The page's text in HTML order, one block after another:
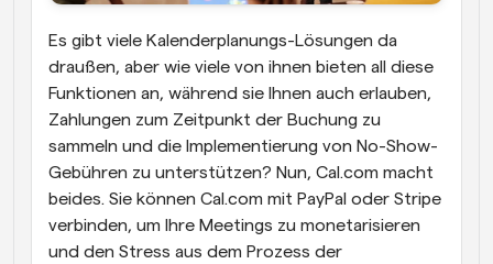
Es gibt viele Kalenderplanungs-Lösungen da
draußen, aber wie viele von ihnen bieten all diese
Funktionen an, während sie Ihnen auch erlauben,
Zahlungen zum Zeitpunkt der Buchung zu
sammeln und die Implementierung von No-Show-
Gebühren zu unterstützen? Nun, Cal.com macht
beides. Sie können Cal.com mit PayPal oder Stripe
verbinden, um Ihre Meetings zu monetarisieren
und den Stress aus dem Prozess der